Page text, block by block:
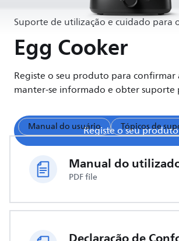
Suporte de utilização e cuidado para
Egg Cooker
Registe o seu produto para confirmar
manter-se informado e obter suporte
Registe o seu produto
Manual do usuário Tópicos de
Manual do
PDF file